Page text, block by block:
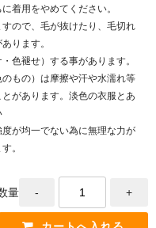
着用をやめてください。
ので、毛が抜けたり、毛切れ
ります。
色褪せ）する事があります。
もの）は摩擦や汗や水濡れ等
があります。淡色の衣服とあ
が均一でない為に無理な力が
。
量